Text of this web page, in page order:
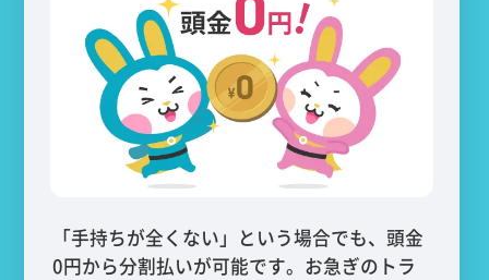
「手持ちが全くない」という場合でも、頭金
0円から分割払いが可能です。お急ぎのトラ